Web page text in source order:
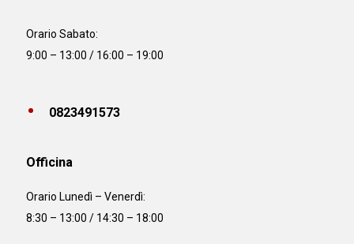
Orario Sabato:
9:00 – 13:00 / 16:00 – 19:00
0823491573
Officina
Orario Lunedì – Venerdì:
8:30 – 13:00 / 14:30 – 18:00